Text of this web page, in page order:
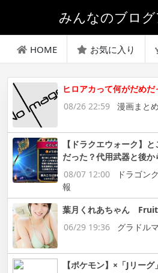
みんなのブロ
HOME お気に入り
ヒロアカって何がだめだ
08/26 22:59
漫画まと
【ドラクエウォーク】
だった？代用武器と後
08/07 12:00
ドラゴン
報
葉月くれあちゃん Fruit
06/29 19:36
グラドル
【ポケモン】×「Jリー